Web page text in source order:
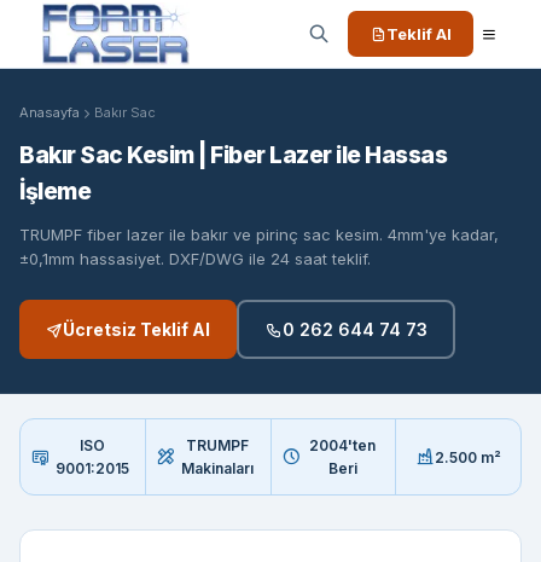
Teklif Al
Anasayfa Bakır Sac
Bakır Sac Kesim | Fiber Lazer ile Hassas
İşleme
TRUMPF fiber lazer ile bakır ve pirinç sac kesim. 4mm'ye kadar,
±0,1mm hassasiyet. DXF/DWG ile 24 saat teklif.
Ücretsiz Teklif Al 0 262 644 74 73
ISO
9001:2015
TRUMPF
Makinaları
2004'ten
Beri
2.500 m²